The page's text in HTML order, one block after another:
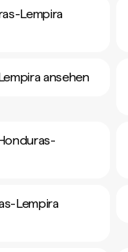
Lempira
ansehen
Lempira